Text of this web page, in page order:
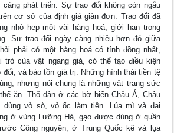
càng phát triển. Sự trao đổi không còn ngẫu
cơ sở của định giá giản đơn. Trao đổi đã
nhỏ hẹp một vài hàng hoá, giới hạn trong
Sự trao đổi ngày càng nhiều hơn đó giữa
phải có một hàng hoá có tính đồng nhất,
trò của vật ngang giá, có thể tạo điều kiện
đổi, và bảo tồn giá trị. Những hình thái tiền tệ
nhưng nói chung là những vật trang sức
ăn. Thổ dân ở các bờ biển Châu Á, Châu
dùng vỏ sò, vỏ ốc làm tiền. Lúa mì và đại
ở vùng Lưỡng Hà, gạo được dùng ở quần
Công nguyên, ở Trung Quốc kê và lụa